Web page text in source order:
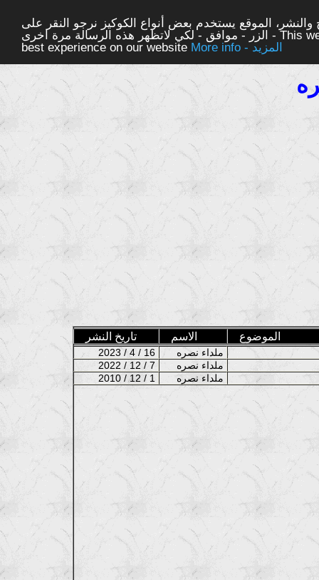
الموقع يستخدم بعض أنواع الكوكيز نرجو النقر على
الزر - موافق - لكي لاتظهر هذه الرسالة مرة اخرى - This website uses cookies to ensure you get the
best experience on our website
More info - المزيد
تاريخ النشر الاسم الموضوع
2023 / 4 / 16
2022 / 12 / 7
2010 / 12 / 1